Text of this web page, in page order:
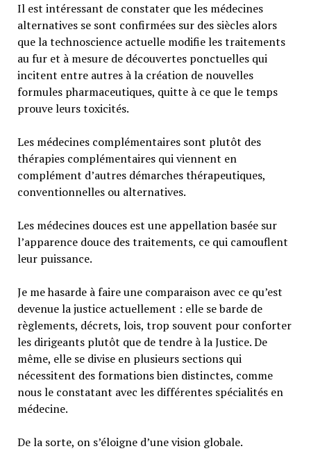
Il est intéressant de constater que les médecines
alternatives se sont confirmées sur des siècles alors
que la technoscience actuelle modifie les traitements
au fur et à mesure de découvertes ponctuelles qui
incitent entre autres à la création de nouvelles
formules pharmaceutiques, quitte à ce que le temps
prouve leurs toxicités.
Les médecines complémentaires sont plutôt des
thérapies complémentaires qui viennent en
complément d’autres démarches thérapeutiques,
conventionnelles ou alternatives.
Les médecines douces est une appellation basée sur
l’apparence douce des traitements, ce qui camouflent
leur puissance.
Je me hasarde à faire une comparaison avec ce qu’est
devenue la justice actuellement : elle se barde de
règlements, décrets, lois, trop souvent pour conforter
les dirigeants plutôt que de tendre à la Justice. De
même, elle se divise en plusieurs sections qui
nécessitent des formations bien distinctes, comme
nous le constatant avec les différentes spécialités en
médecine.
De la sorte, on s’éloigne d’une vision globale.